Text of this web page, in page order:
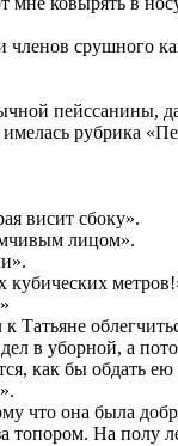
срушного
рубрика
висит сбоку».
лицом».
кубических
Татьяне
в уборной, а
как бы обдать ею
что она была
топором. Hа